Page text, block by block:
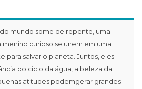
mundo some de repente, uma
curioso se unem em uma
para salvar o planeta. Juntos, eles
do ciclo da água, a beleza da
atitudes podemgerar grandes